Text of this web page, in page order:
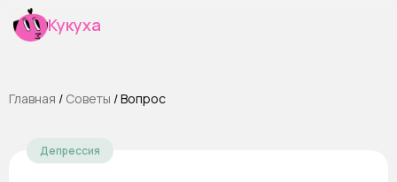
Кукуха
Главная / Cоветы /Вопрос
Депрессия